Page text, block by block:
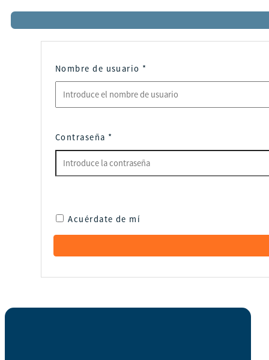
Nombre de usuario *
Contraseña *
Acuérdate de mí